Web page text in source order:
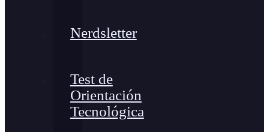
Nerdsletter
Test de
Orientación
Tecnológica